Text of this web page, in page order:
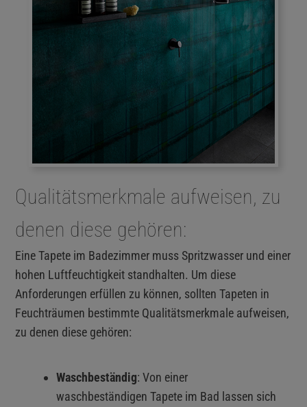
Qualitätsmerkmale aufweisen, zu
denen diese gehören:
Eine Tapete im Badezimmer muss Spritzwasser und einer
hohen Luftfeuchtigkeit standhalten. Um diese
Anforderungen erfüllen zu können, sollten Tapeten in
Feuchträumen bestimmte Qualitätsmerkmale aufweisen,
zu denen diese gehören:
Waschbeständig: Von einer
waschbeständigen Tapete im Bad lassen sich